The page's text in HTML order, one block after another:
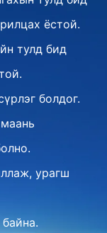
ёстой.
тулд бид
болдог.
урагш